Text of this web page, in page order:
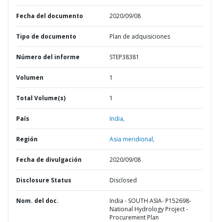
Fecha del documento 2020/09/08
Tipo de documento Plan de adquisiciones
Número del informe STEP38381
Volumen 1
Total Volume(s) 1
País India,
Región Asia meridional,
Fecha de divulgación 2020/09/08
Disclosure Status Disclosed
Nom. del doc.
India - SOUTH ASIA- P152698-
National Hydrology Project -
Procurement Plan